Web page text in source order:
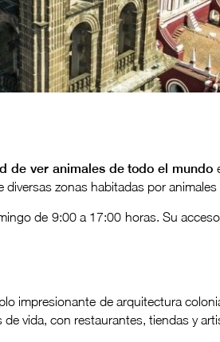
de ver animales de todo el mundo
zonas habitadas por
de 9:00 a 17:00 horas. Su
impresionante de arquitectura
vida, con restaurantes, tiendas y